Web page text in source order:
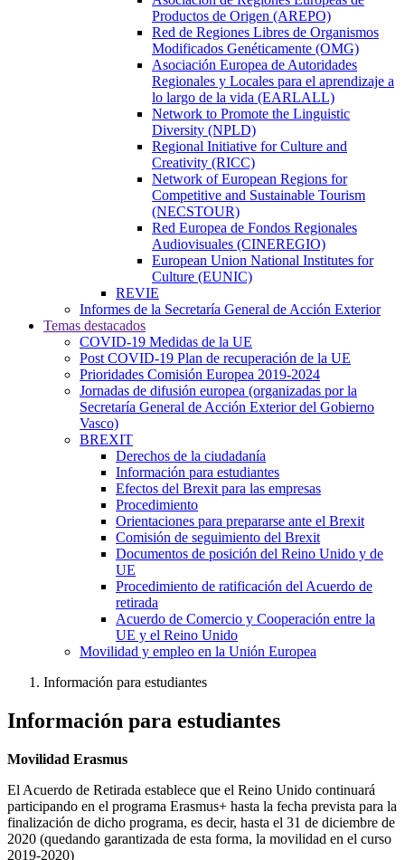
Productos de Origen (AREPO)
Red de Regiones Libres de Organismos
Modificados Genéticamente (OMG)
Asociación Europea de Autoridades
Regionales y Locales para el aprendizaje a
lo largo de la vida (EARLALL)
Network to Promote the Linguistic
Diversity (NPLD)
Regional Initiative for Culture and
Creativity (RICC)
Network of European Regions for
Competitive and Sustainable Tourism
(NECSTOUR)
Red Europea de Fondos Regionales
Audiovisuales (CINEREGIO)
European Union National Institutes for
Culture (EUNIC)
REVIE
Informes de la Secretaría General de Acción Exterior
Temas destacados
COVID-19 Medidas de la UE
Post COVID-19 Plan de recuperación de la UE
Prioridades Comisión Europea 2019-2024
Jornadas de difusión europea (organizadas por la
Secretaría General de Acción Exterior del Gobierno
Vasco)
BREXIT
Derechos de la ciudadanía
Información para estudiantes
Efectos del Brexit para las empresas
Procedimiento
Orientaciones para prepararse ante el Brexit
Comisión de seguimiento del Brexit
Documentos de posición del Reino Unido y de
UE
Procedimiento de ratificación del Acuerdo de
retirada
Acuerdo de Comercio y Cooperación entre la
UE y el Reino Unido
Movilidad y empleo en la Unión Europea
Información para estudiantes
Información para estudiantes
Movilidad Erasmus
El Acuerdo de Retirada establece que el Reino Unido continuará
participando en el programa Erasmus+ hasta la fecha prevista para la
finalización de dicho programa, es decir, hasta el 31 de diciembre de
2020 (quedando garantizada de esta forma, la movilidad en el curso
2019-2020)